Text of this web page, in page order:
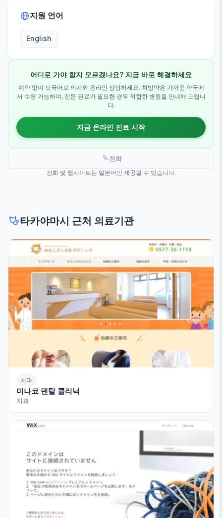
지원 언어
English
어디로 가야 할지 모르겠나요? 지금 바로 해결하세요
예약 없이 모국어로 의사와 온라인 상담하세요. 처방약은 가까운 약국에
서 수령 가능하며, 전문 진료가 필요한 경우 적합한 병원을 안내해 드립니
다.
지금 온라인 진료 시작
전화
전화 및 웹사이트는 일본어만 제공될 수 있습니다.
타카야마시 근처 의료기관
치과
미나코 덴탈 클리닉
치과